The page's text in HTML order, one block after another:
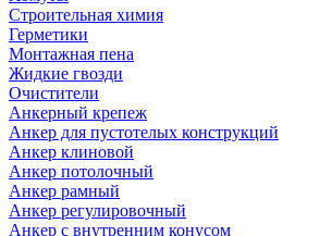
Строительная химия
Герметики
Монтажная пена
Жидкие гвозди
Очистители
Анкерный крепеж
Анкер для пустотелых конструкций
Анкер клиновой
Анкер потолочный
Анкер рамный
Анкер регулировочный
Анкер с внутренним конусом